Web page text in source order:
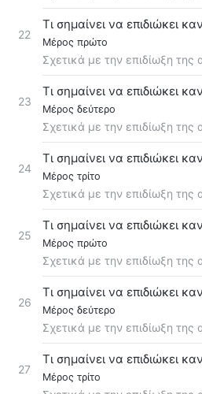
22
Τι σημαίνει να επιδιώκει
Μέρος πρώτο
Σχετικά με την επιδίωξη της
23
Τι σημαίνει να επιδιώκει
Μέρος δεύτερο
Σχετικά με την επιδίωξη της
24
Τι σημαίνει να επιδιώκει
Μέρος τρίτο
Σχετικά με την επιδίωξη της
25
Τι σημαίνει να επιδιώκει
Μέρος πρώτο
Σχετικά με την επιδίωξη της
26
Τι σημαίνει να επιδιώκει
Μέρος δεύτερο
Σχετικά με την επιδίωξη της
27
Τι σημαίνει να επιδιώκει
Μέρος τρίτο